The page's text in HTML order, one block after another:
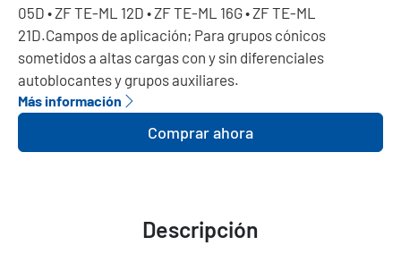
05D • ZF TE-ML 12D • ZF TE-ML 16G • ZF TE-ML
21D.Campos de aplicación; Para grupos cónicos
sometidos a altas cargas con y sin diferenciales
autoblocantes y grupos auxiliares.
Más información
Comprar ahora
Descripción